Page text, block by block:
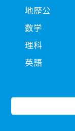
地歴公
数学
理科
英語